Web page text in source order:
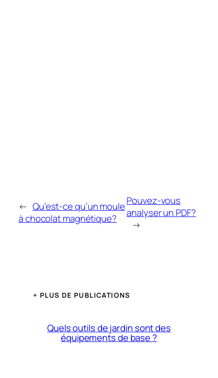
← Qu’est-ce qu’un moule
à chocolat magnétique?
Pouvez-vous
analyser un PDF?
→
+ PLUS DE PUBLICATIONS
Quels outils de jardin sont des
équipements de base ?